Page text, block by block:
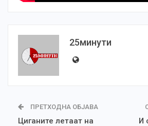
25минути
ПРЕТХОДНА ОБЈАВА
Циганите летаат на
И